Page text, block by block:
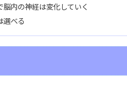
脳内の神経は変化していく
選べる